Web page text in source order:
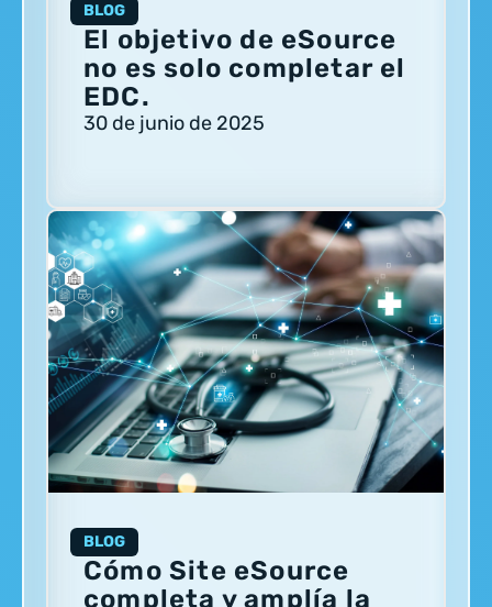
BLOG
El objetivo de eSource
no es solo completar el
EDC.
30 de junio de 2025
BLOG
Cómo Site eSource
completa y amplía la